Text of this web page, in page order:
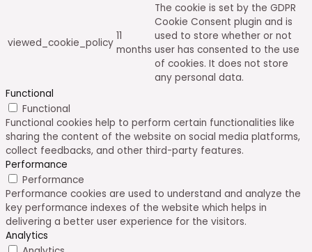
viewed_cookie_policy
11
months
The cookie is set by the GDPR
Cookie Consent plugin and is
used to store whether or not
user has consented to the use
of cookies. It does not store
any personal data.
Functional
Functional
Functional cookies help to perform certain functionalities like
sharing the content of the website on social media platforms,
collect feedbacks, and other third-party features.
Performance
Performance
Performance cookies are used to understand and analyze the
key performance indexes of the website which helps in
delivering a better user experience for the visitors.
Analytics